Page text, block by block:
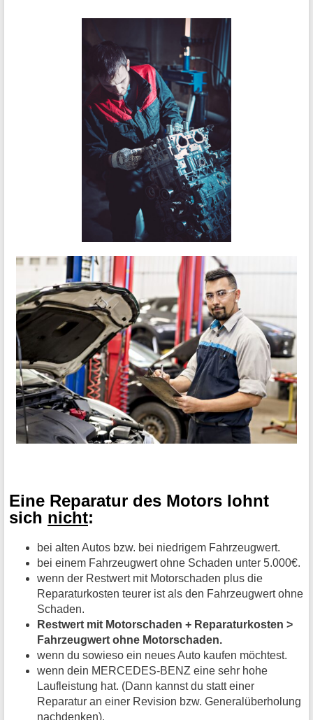
Eine Reparatur des Motors lohnt
sich nicht:
bei alten Autos bzw. bei niedrigem Fahrzeugwert.
bei einem Fahrzeugwert ohne Schaden unter 5.000€.
wenn der Restwert mit Motorschaden plus die
Reparaturkosten teurer ist als den Fahrzeugwert ohne
Schaden.
Restwert mit Motorschaden + Reparaturkosten >
Fahrzeugwert ohne Motorschaden.
wenn du sowieso ein neues Auto kaufen möchtest.
wenn dein MERCEDES-BENZ eine sehr hohe
Laufleistung hat. (Dann kannst du statt einer
Reparatur an einer Revision bzw. Generalüberholung
nachdenken).